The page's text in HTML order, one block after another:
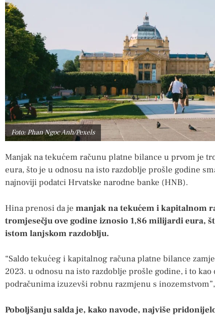
Foto: Phan Ngoc Anh/Pexels
Manjak na tekućem računu platne bilance u prvom je
eura, što je u odnosu na isto razdoblje prošle godine
najnoviji podatci Hrvatske narodne banke (HNB).
Hina prenosi da je manjak na tekućem i kapitalnom
tromjesečju ove godine iznosio 1,86 milijardi eura,
istom lanjskom razdoblju.
“Saldo tekućeg i kapitalnog računa platne bilance
2023. u odnosu na isto razdoblje prošle godine, i to
podračunima izuzevši robnu razmjenu s
Poboljšanju salda je, kako navode, najviše